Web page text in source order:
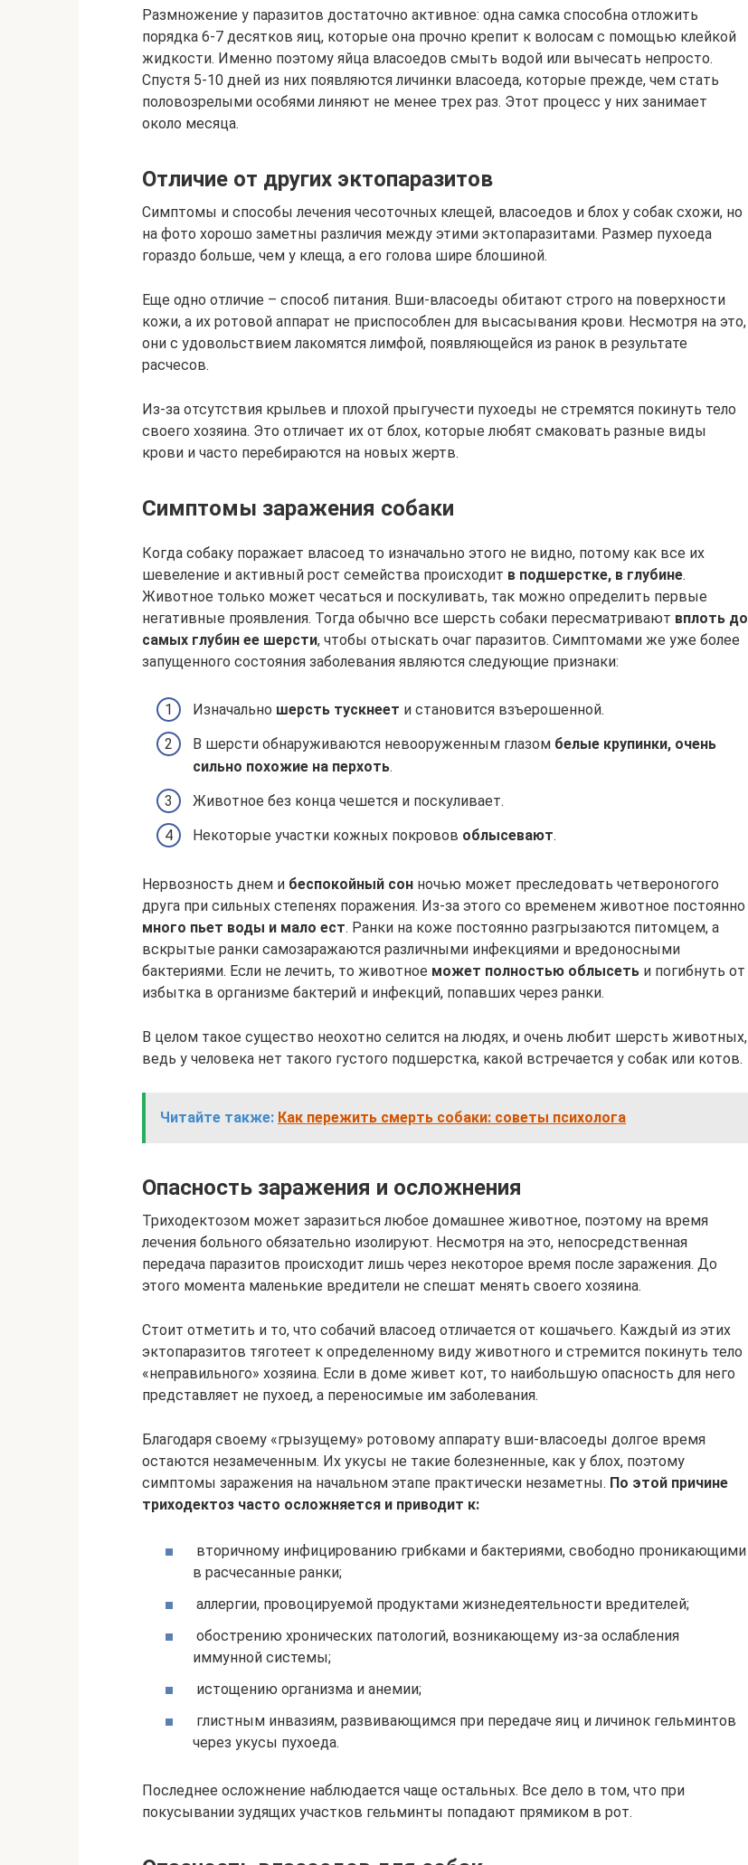
Размножение у паразитов достаточно активное: одна самка способна отложить
порядка 6-7 десятков яиц, которые она прочно крепит к волосам с помощью клейкой
жидкости. Именно поэтому яйца власоедов смыть водой или вычесать непросто.
Спустя 5-10 дней из них появляются личинки власоеда, которые прежде, чем стать
половозрелыми особями линяют не менее трех раз. Этот процесс у них занимает
около месяца.
Отличие от других эктопаразитов
Симптомы и способы лечения чесоточных клещей, власоедов и блох у собак схожи, но
на фото хорошо заметны различия между этими эктопаразитами. Размер пухоеда
гораздо больше, чем у клеща, а его голова шире блошиной.
Еще одно отличие – способ питания. Вши-власоеды обитают строго на поверхности
кожи, а их ротовой аппарат не приспособлен для высасывания крови. Несмотря на это,
они с удовольствием лакомятся лимфой, появляющейся из ранок в результате
расчесов.
Из-за отсутствия крыльев и плохой прыгучести пухоеды не стремятся покинуть тело
своего хозяина. Это отличает их от блох, которые любят смаковать разные виды
крови и часто перебираются на новых жертв.
Симптомы заражения собаки
Когда собаку поражает власоед то изначально этого не видно, потому как все их
шевеление и активный рост семейства происходит в подшерстке, в глубине.
Животное только может чесаться и поскуливать, так можно определить первые
негативные проявления. Тогда обычно все шерсть собаки пересматривают вплоть до
самых глубин ее шерсти, чтобы отыскать очаг паразитов. Симптомами же уже более
запущенного состояния заболевания являются следующие признаки:
Изначально шерсть тускнеет и становится взъерошенной.
В шерсти обнаруживаются невооруженным глазом белые крупинки, очень
сильно похожие на перхоть.
Животное без конца чешется и поскуливает.
Некоторые участки кожных покровов облысевают.
Нервозность днем и беспокойный сон ночью может преследовать четвероногого
друга при сильных степенях поражения. Из-за этого со временем животное постоянно
много пьет воды и мало ест. Ранки на коже постоянно разгрызаются питомцем, а
вскрытые ранки самозаражаются различными инфекциями и вредоносными
бактериями. Если не лечить, то животное может полностью облысеть и погибнуть от
избытка в организме бактерий и инфекций, попавших через ранки.
В целом такое существо неохотно селится на людях, и очень любит шерсть животных,
ведь у человека нет такого густого подшерстка, какой встречается у собак или котов.
Читайте также: Как пережить смерть собаки: советы психолога
Опасность заражения и осложнения
Триходектозом может заразиться любое домашнее животное, поэтому на время
лечения больного обязательно изолируют. Несмотря на это, непосредственная
передача паразитов происходит лишь через некоторое время после заражения. До
этого момента маленькие вредители не спешат менять своего хозяина.
Стоит отметить и то, что собачий власоед отличается от кошачьего. Каждый из этих
эктопаразитов тяготеет к определенному виду животного и стремится покинуть тело
«неправильного» хозяина. Если в доме живет кот, то наибольшую опасность для него
представляет не пухоед, а переносимые им заболевания.
Благодаря своему «грызущему» ротовому аппарату вши-власоеды долгое время
остаются незамеченным. Их укусы не такие болезненные, как у блох, поэтому
симптомы заражения на начальном этапе практически незаметны. По этой причине
триходектоз часто осложняется и приводит к:
вторичному инфицированию грибками и бактериями, свободно проникающими
в расчесанные ранки;
аллергии, провоцируемой продуктами жизнедеятельности вредителей;
обострению хронических патологий, возникающему из-за ослабления
иммунной системы;
истощению организма и анемии;
глистным инвазиям, развивающимся при передаче яиц и личинок гельминтов
через укусы пухоеда.
Последнее осложнение наблюдается чаще остальных. Все дело в том, что при
покусывании зудящих участков гельминты попадают прямиком в рот.